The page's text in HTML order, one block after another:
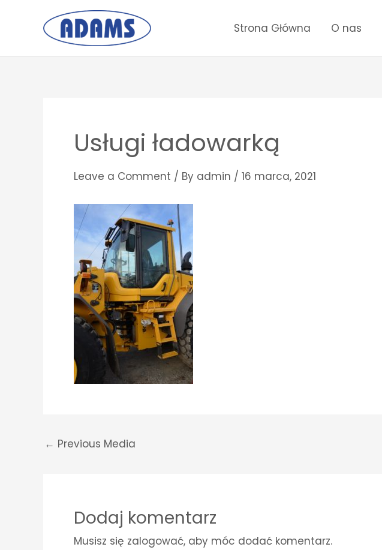
Strona Główna O nas
Usługi ładowarką
Leave a Comment / By admin / 16 marca, 2021
← Previous Media
Dodaj komentarz
Musisz się zalogować, aby móc dodać komentarz.